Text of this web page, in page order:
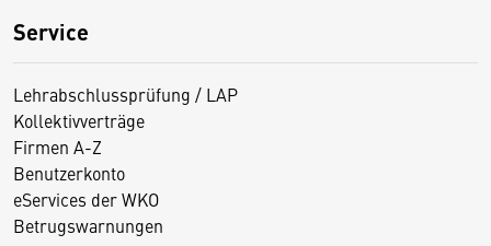
Service
Lehrabschlussprüfung / LAP
Kollektivverträge
Firmen A-Z
Benutzerkonto
eServices der WKO
Betrugswarnungen